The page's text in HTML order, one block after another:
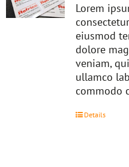
Lorem
eiusmod
dolore
veniam,
ullamco
commodo
Details